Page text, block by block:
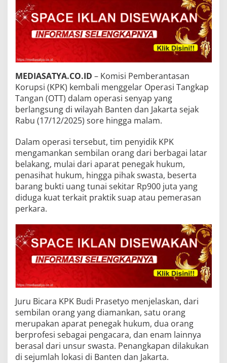
MEDIASATYA.CO.ID – Komisi Pemberantasan
Korupsi (KPK) kembali menggelar Operasi Tangkap
Tangan (OTT) dalam operasi senyap yang
berlangsung di wilayah Banten dan Jakarta sejak
Rabu (17/12/2025) sore hingga malam.
Dalam operasi tersebut, tim penyidik KPK
mengamankan sembilan orang dari berbagai latar
belakang, mulai dari aparat penegak hukum,
penasihat hukum, hingga pihak swasta, beserta
barang bukti uang tunai sekitar Rp900 juta yang
diduga kuat terkait praktik suap atau pemerasan
perkara.
Juru Bicara KPK Budi Prasetyo menjelaskan, dari
sembilan orang yang diamankan, satu orang
merupakan aparat penegak hukum, dua orang
berprofesi sebagai pengacara, dan enam lainnya
berasal dari unsur swasta. Penangkapan dilakukan
di sejumlah lokasi di Banten dan Jakarta.